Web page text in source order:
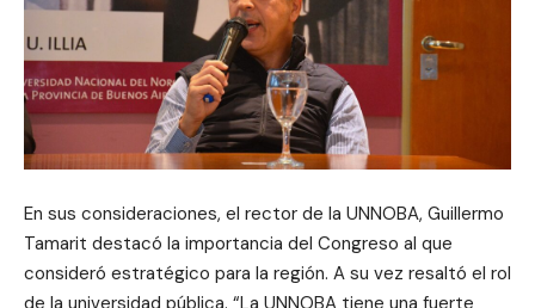
En sus consideraciones, el rector de la UNNOBA, Guillermo
Tamarit destacó la importancia del Congreso al que
consideró estratégico para la región. A su vez resaltó el rol
de la universidad pública. “La UNNOBA tiene una fuerte